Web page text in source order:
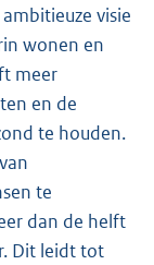
visie
wonen en
meer
en de
te houden.
te
dan de helft
Dit leidt tot